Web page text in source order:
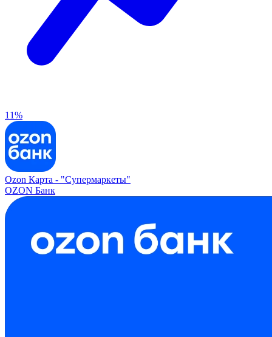
11%
Ozon Карта - "Супермаркеты"
OZON Банк